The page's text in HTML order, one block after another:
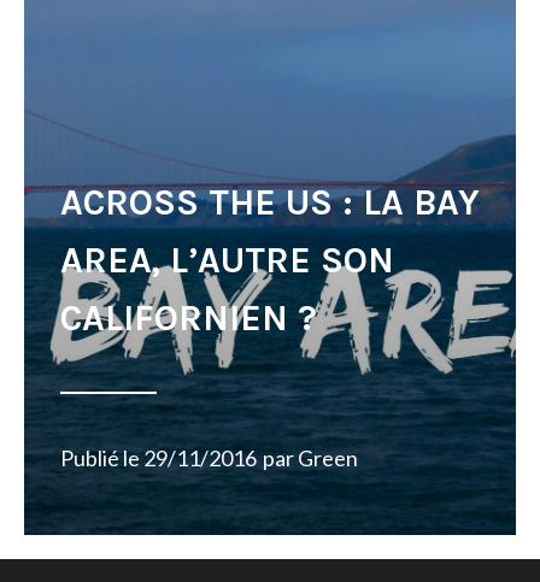
ACROSS THE US : LA BAY
AREA, L’AUTRE SON
CALIFORNIEN ?
Publié le29/11/2016 parGreen